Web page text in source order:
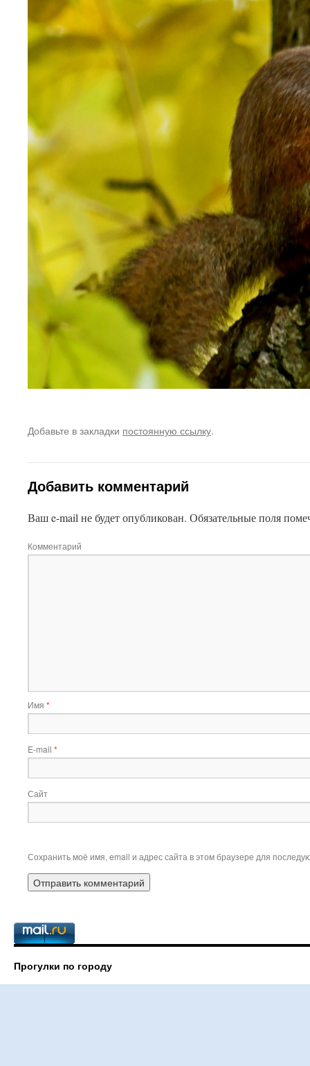
Добавьте в закладки постоянную ссылку.
Добавить комментарий
Ваш e-mail не будет опубликован. Обязательные поля
Комментарий
Имя *
E-mail *
Сайт
Сохранить моё имя, email и адрес сайта в этом браузере для
Прогулки по городу